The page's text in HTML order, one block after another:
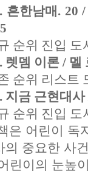
흔한남매. 20
순위 진입 도
렛뎀 이론 / 멜
순위 리스트
지금 근현대
순위 진입 도
은 어린이 독
의 중요한 사
린이의 눈높